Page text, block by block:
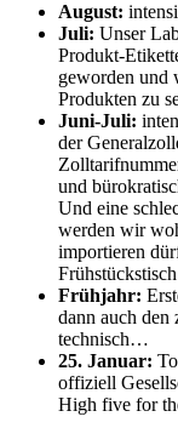
August:
Juli: Unser
Produkt-
geworden und
Produkten zu
Juni-Juli:
der
und
Und eine
werden wir
importieren
Frühjahr:
dann auch den
technisch…
25. Januar:
offiziell
High five for